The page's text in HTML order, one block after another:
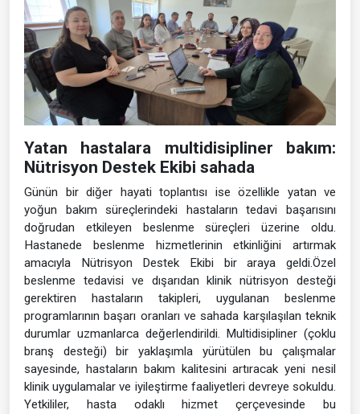
Yatan hastalara multidisipliner bakım:
Nütrisyon Destek Ekibi sahada
Günün bir diğer hayati toplantısı ise özellikle yatan ve
yoğun bakım süreçlerindeki hastaların tedavi başarısını
doğrudan etkileyen beslenme süreçleri üzerine oldu.
Hastanede beslenme hizmetlerinin etkinliğini artırmak
amacıyla Nütrisyon Destek Ekibi bir araya geldi.Özel
beslenme tedavisi ve dışarıdan klinik nütrisyon desteği
gerektiren hastaların takipleri, uygulanan beslenme
programlarının başarı oranları ve sahada karşılaşılan teknik
durumlar uzmanlarca değerlendirildi. Multidisipliner (çoklu
branş desteği) bir yaklaşımla yürütülen bu çalışmalar
sayesinde, hastaların bakım kalitesini artıracak yeni nesil
klinik uygulamalar ve iyileştirme faaliyetleri devreye sokuldu.
Yetkililer, hasta odaklı hizmet çerçevesinde bu